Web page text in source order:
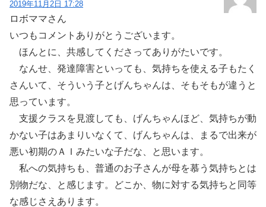
2019年11月2日 17:28
ロボママさん
いつもコメントありがとうございます。
ほんとに、共感してくださってありがたいです。
なんせ、発達障害といっても、気持ちを使える子もたく
さんいて、そういう子とげんちゃんは、そもそもが違うと
思っています。
支援クラスを見渡しても、げんちゃんほど、気持ちが動
かない子はあまりいなくて、げんちゃんは、まるで出来が
悪い初期のＡＩみたいな子だな、と思います。
私への気持ちも、普通のお子さんが母を慕う気持ちとは
別物だな、と感じます。どこか、物に対する気持ちと同等
な感じさえあります。